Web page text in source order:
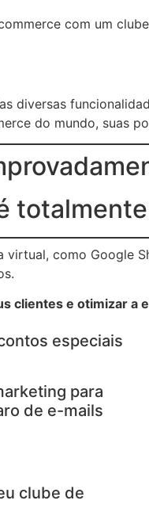
com um
diversas
do mundo, suas
como Google
clientes e otimizar a
especiais
para
de e-mails
clube de